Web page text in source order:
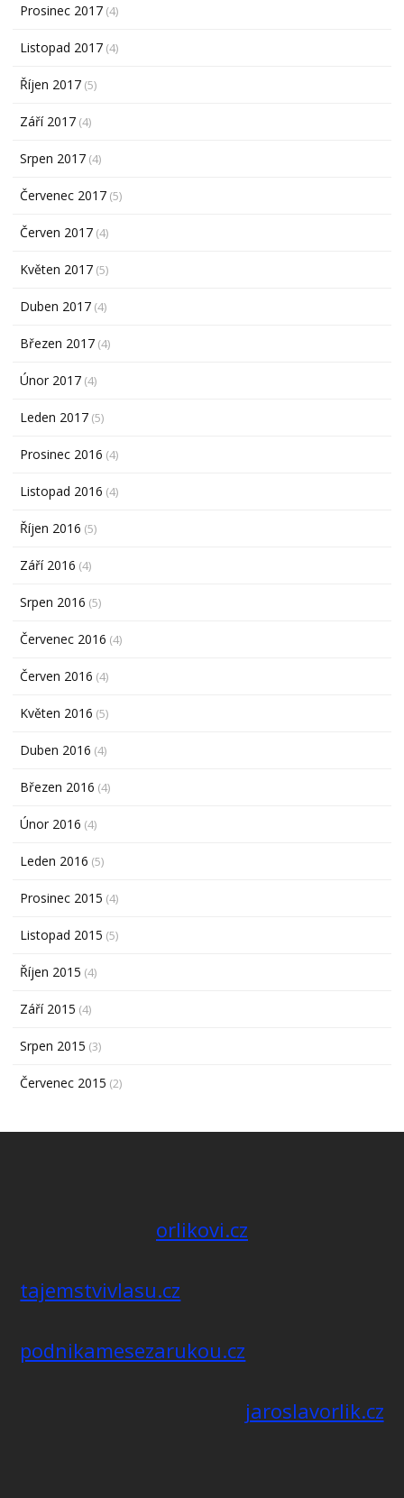
Prosinec 2017 (4)
Listopad 2017 (4)
Říjen 2017 (5)
Září 2017 (4)
Srpen 2017 (4)
Červenec 2017 (5)
Červen 2017 (4)
Květen 2017 (5)
Duben 2017 (4)
Březen 2017 (4)
Únor 2017 (4)
Leden 2017 (5)
Prosinec 2016 (4)
Listopad 2016 (4)
Říjen 2016 (5)
Září 2016 (4)
Srpen 2016 (5)
Červenec 2016 (4)
Červen 2016 (4)
Květen 2016 (5)
Duben 2016 (4)
Březen 2016 (4)
Únor 2016 (4)
Leden 2016 (5)
Prosinec 2015 (4)
Listopad 2015 (5)
Říjen 2015 (4)
Září 2015 (4)
Srpen 2015 (3)
Červenec 2015 (2)
orlikovi.cz
tajemstvivlasu.cz
podnikamesezarukou.cz
jaroslavorlik.cz